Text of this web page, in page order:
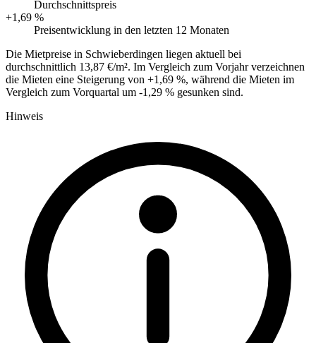
Durchschnittspreis
+1,69 %
Preisentwicklung in den letzten 12 Monaten
Die Mietpreise in Schwieberdingen liegen aktuell bei
durchschnittlich 13,87 €/m². Im Vergleich zum Vorjahr verzeichnen
die Mieten eine Steigerung von +1,69 %, während die Mieten im
Vergleich zum Vorquartal um -1,29 % gesunken sind.
Hinweis